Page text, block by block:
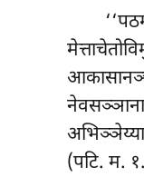
(पटि. म.